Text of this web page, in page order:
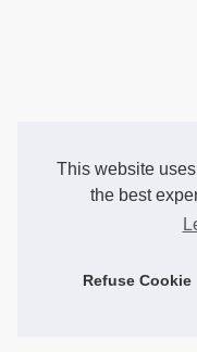
This website
the best
Refuse Cookie